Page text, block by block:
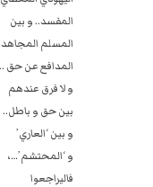
المفسد.. و بين
المسلم المجاهد
المدافع عن حق‎ ‎‏..
و لا فرق عندهم
بين حق و باطل..
و بين ‘العاري’
و ‘المحتشم’…،
فاليراجعوا